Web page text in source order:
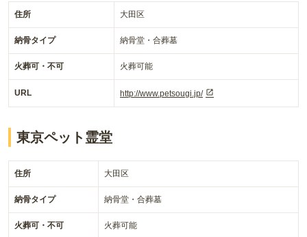
住所 大田区
納骨タイプ 納骨堂・合葬墓
火葬可・不可 火葬可能
URL http://www.petsougi.jp/
東京ペット霊堂
住所 大田区
納骨タイプ 納骨堂・合葬墓
火葬可・不可 火葬可能